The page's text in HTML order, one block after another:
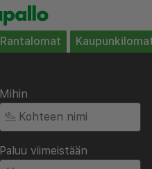
Rantalomat
Mihin
Paluu viimeistään